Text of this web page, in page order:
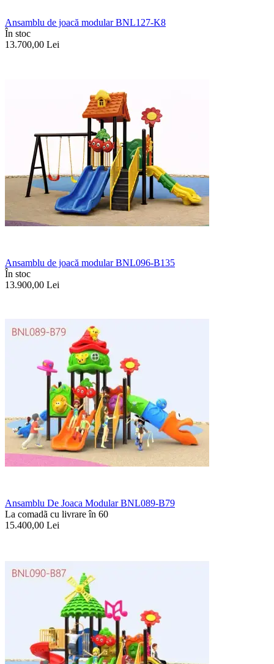
Ansamblu de joacă modular BNL127-K8
În stoc
13.700,00 Lei
Ansamblu de joacă modular BNL096-B135
În stoc
13.900,00 Lei
Ansamblu De Joaca Modular BNL089-B79
La comadã cu livrare în 60
15.400,00 Lei